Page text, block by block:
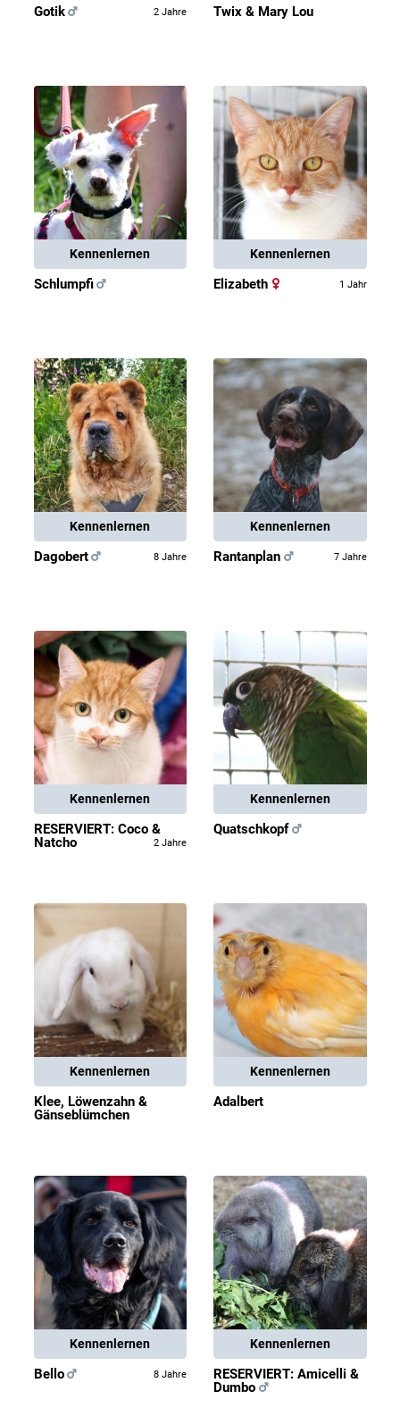
Gotik 2 Jahre Twix & Mary Lou
Kennenlernen
Schlumpfi
Kennenlernen
Elizabeth 1 Jahr
Kennenlernen
Dagobert 8 Jahre
Kennenlernen
Rantanplan 7 Jahre
Kennenlernen
RESERVIERT: Coco &
Natcho
2 Jahre
Kennenlernen
Quatschkopf
Kennenlernen
Klee, Löwenzahn &
Gänseblümchen
Kennenlernen
Adalbert
Kennenlernen
Bello 8 Jahre
Kennenlernen
RESERVIERT: Amicelli &
Dumbo